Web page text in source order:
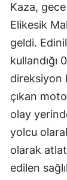
Kaza, gece
Elikesik
geldi.
kullandığı
direksiyon
çıkan
olay
yolcu
olarak
edilen